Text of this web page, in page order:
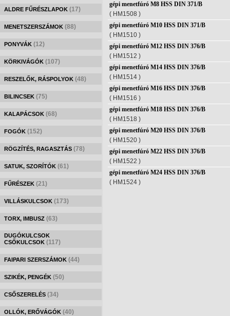
ALDRE FŰRÉSZLAPOK (17)
MENETSZERSZÁMOK (88)
PONYVÁK (12)
KÖRKIVÁGÓK (107)
RESZELŐK, RÁSPOLYOK (48)
BILINCSEK (75)
KALAPÁCSOK (68)
FOGÓK (152)
RÖGZÍTÉS, RAGASZTÁS (78)
SATUK, SZORÍTÓK (61)
FŰRÉSZEK (21)
VILLÁSKULCSOK (173)
TORX, IMBUSZ (63)
DUGÓKULCSOK
CSŐKULCSOK (117)
FAIPARI SZERSZÁMOK (44)
SZIKÉK, PENGÉK (50)
CSŐSZERELÉS (34)
OLLÓK, ERŐVÁGÓK (40)
gépi menetfúró M8 HSS DIN 371/B
( HM1508 )
gépi menetfúró M10 HSS DIN 371/B
( HM1510 )
gépi menetfúró M12 HSS DIN 376/B
( HM1512 )
gépi menetfúró M14 HSS DIN 376/B
( HM1514 )
gépi menetfúró M16 HSS DIN 376/B
( HM1516 )
gépi menetfúró M18 HSS DIN 376/B
( HM1518 )
gépi menetfúró M20 HSS DIN 376/B
( HM1520 )
gépi menetfúró M22 HSS DIN 376/B
( HM1522 )
gépi menetfúró M24 HSS DIN 376/B
( HM1524 )